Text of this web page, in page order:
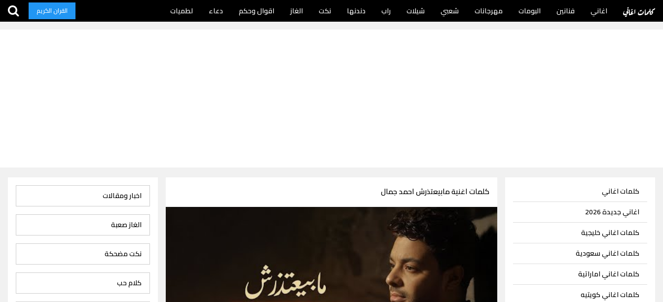
كلمات اغاني اغاني فنانين البومات مهرجانات شعبي شيلات راب دندنها نكت الغاز اقوال وحكم دعاء لطميات القران الكريم
كلمات اغاني
اغاني جديدة 2026
كلمات اغاني خليجية
كلمات اغاني سعودية
كلمات اغاني اماراتية
كلمات اغاني كويتيه
كلمات اغنية مابيعتذرش احمد جمال اخبار ومقالات
الغاز صعبة
نكت مضحكة
كلام حب